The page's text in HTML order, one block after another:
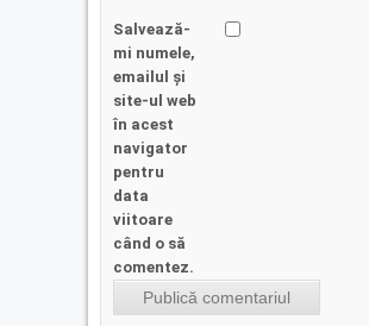
Salvează-
mi numele,
emailul și
site-ul web
în acest
navigator
pentru
data
viitoare
când o să
comentez.